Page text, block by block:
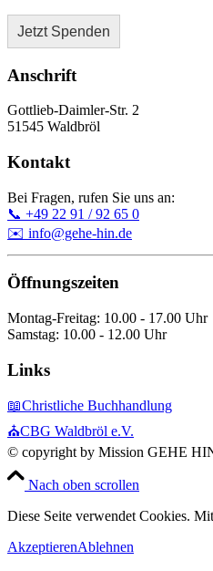
Jetzt Spenden
Anschrift
Gottlieb-Daimler-Str. 2
51545 Waldbröl
Kontakt
Bei Fragen, rufen Sie uns an:
📞 +49 22 91 / 92 65 0
✉️ info@gehe-hin.de
Öffnungszeiten
Montag-Freitag: 10.00 - 17.00 Uhr
Samstag: 10.00 - 12.00 Uhr
Links
📖Christliche Buchhandlung
⛪CBG Waldbröl e.V.
© copyright by Mission GEHE
Nach oben scrollen
Diese Seite verwendet Cookies.
AkzeptierenAblehnen